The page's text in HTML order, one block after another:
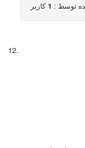
توسط : 1 کاربر